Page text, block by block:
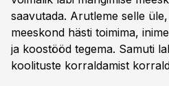
saavutada. Arutleme selle
meeskond hästi toimima,
ja koostööd tegema. Samuti
koolituste korraldamist